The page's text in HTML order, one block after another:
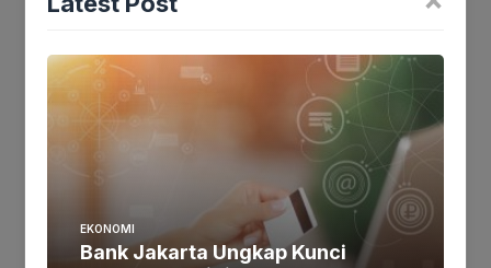
Tinggalkan komentar
Komentar
EKONOMI
Bank Jakarta Ungkap Kunci